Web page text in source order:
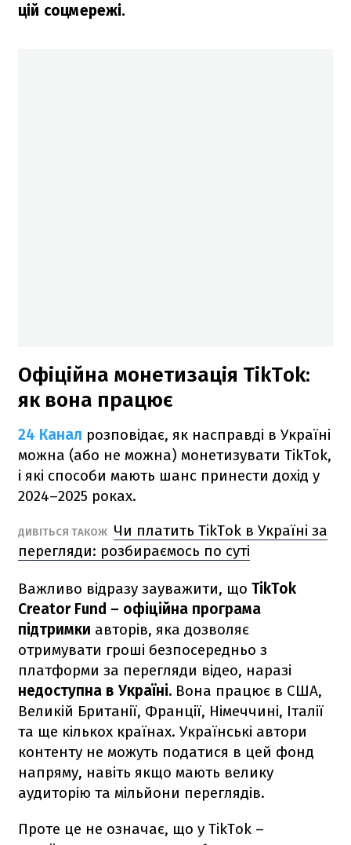
цій соцмережі.
Офіційна монетизація TikTok:
як вона працює
24 Канал розповідає, як насправді в Україні
можна (або не можна) монетизувати TikTok,
і які способи мають шанс принести дохід у
2024–2025 роках.
ДИВІТЬСЯ ТАКОЖ Чи платить TikTok в Україні за
перегляди: розбираємось по суті
Важливо відразу зауважити, що TikTok
Creator Fund – офіційна програма
підтримки авторів, яка дозволяє
отримувати гроші безпосередньо з
платформи за перегляди відео, наразі
недоступна в Україні. Вона працює в США,
Великій Британії, Франції, Німеччині, Італії
та ще кількох країнах. Українські автори
контенту не можуть податися в цей фонд
напряму, навіть якщо мають велику
аудиторію та мільйони переглядів.
Проте це не означає, що у TikTok –